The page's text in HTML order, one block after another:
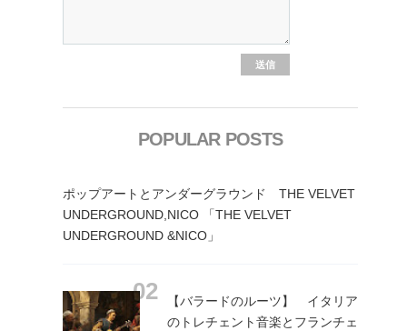
POPULAR POSTS
ポップアートとアンダーグラウンド THE VELVET
UNDERGROUND,NICO 「THE VELVET
UNDERGROUND &NICO」
【バラードのルーツ】 イタリア
のトレチェント音楽とフランチェ